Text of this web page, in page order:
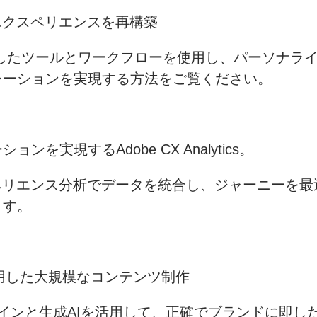
スペリエンスを再構築
ツールとワークフローを使用し、パーソナラ
ションを実現する方法をご覧ください。
ョンを実現するAdobe CX Analytics。
エンス分析でデータを統合し、ジャーニーを
。
た大規模なコンテンツ制作
ンと生成AIを活用して、正確でブランドに即し